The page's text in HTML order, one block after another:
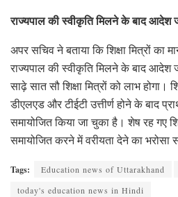
राज्यपाल की स्वीकृति मिलने के बाद आदेश
अपर सचिव ने बताया कि शिक्षा मित्रों का
राज्यपाल की स्वीकृति मिलने के बाद आदेश
साढ़े सात सौ शिक्षा मित्रों को लाभ होगा।
डीएलएड और टीईटी उत्तीर्ण होने के बाद
समायोजित किया जा चुका है। शेष रह गए
समायोजित करने में वरीयता देने का भरोसा
Tags: Education news of Uttarakhand
today's education news in Hindi